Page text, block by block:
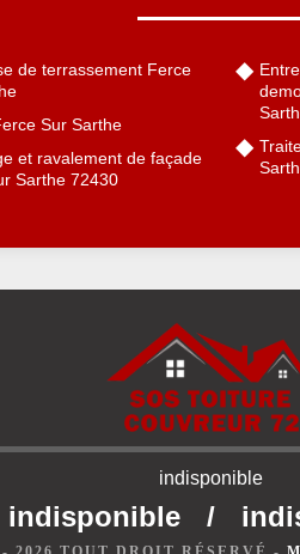
de terrassement Ferce
Sur Sarthe
et ravalement de façade
Sarthe 72430
indisponible
indisponible /